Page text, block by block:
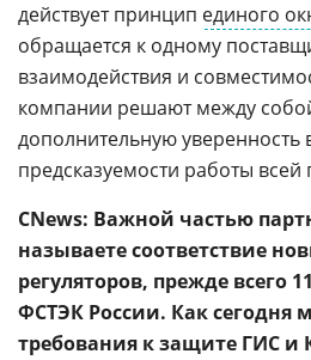
действует принцип единого
обращается к одному
взаимодействия и
компании решают между
дополнительную уверенность
предсказуемости работы
CNews: Важной частью
называете соответствие
регуляторов, прежде всего
ФСТЭК России. Как сегодня
требования к защите ГИС